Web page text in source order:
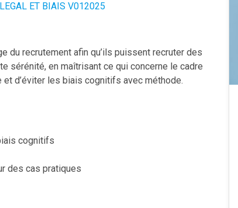
ET BIAIS V012025
du recrutement afin qu’ils puissent recruter des
sérénité, en maîtrisant ce qui concerne le cadre
d’éviter les biais cognitifs avec méthode.
cognitifs
des cas pratiques